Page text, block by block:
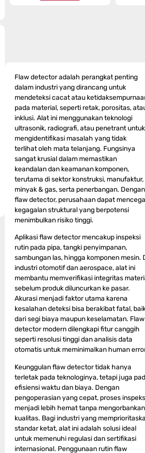
Flaw detector adalah perangkat penting
dalam industri yang dirancang untuk
mendeteksi cacat atau
pada material, seperti retak, porositas,
inklusi. Alat ini menggunakan teknologi
ultrasonik, radiografi, atau penetrant untuk
mengidentifikasi masalah yang tidak
terlihat oleh mata telanjang. Fungsinya
sangat krusial dalam memastikan
keandalan dan keamanan komponen,
terutama di sektor konstruksi, manufaktur,
minyak & gas, serta penerbangan. Dengan
flaw detector, perusahaan dapat
kegagalan struktural yang berpotensi
menimbulkan risiko tinggi.
Aplikasi flaw detector mencakup inspeksi
rutin pada pipa, tangki penyimpanan,
sambungan las, hingga komponen mesin.
industri otomotif dan aerospace, alat ini
membantu memverifikasi integritas
sebelum produk diluncurkan ke pasar.
Akurasi menjadi faktor utama karena
kesalahan deteksi bisa berakibat fatal,
dari segi biaya maupun keselamatan. Flaw
detector modern dilengkapi fitur canggih
seperti resolusi tinggi dan analisis data
otomatis untuk meminimalkan human
Keunggulan flaw detector tidak hanya
terletak pada teknologinya, tetapi juga
efisiensi waktu dan biaya. Dengan
pengoperasian yang cepat, proses
menjadi lebih hemat tanpa mengorbankan
kualitas. Bagi industri yang
standar ketat, alat ini adalah solusi ideal
untuk memenuhi regulasi dan sertifikasi
internasional. Penggunaan rutin flaw